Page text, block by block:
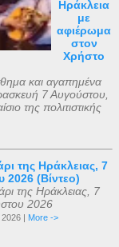
Ηράκλεια
με
αφιέρωμα
στον
Χρήστο
και αγαπημένα
7 Αυγούστου,
της πολιτιστικής
της Ηράκλειας, 7
2026 (Βίντεο)
της Ηράκλειας, 7
2026
| More ->